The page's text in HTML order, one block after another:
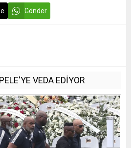
Gönder
VEDA EDİYOR